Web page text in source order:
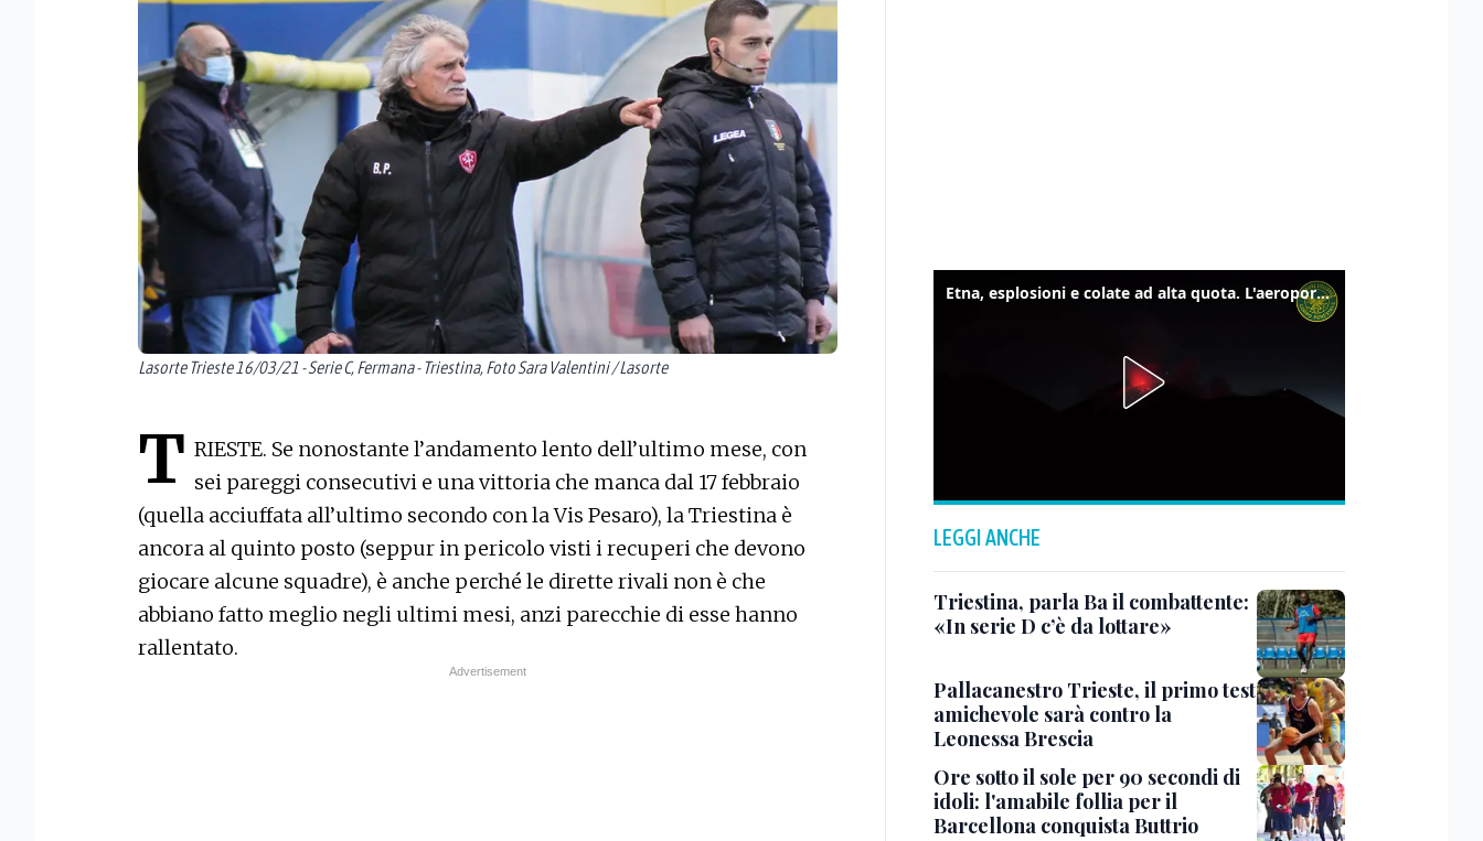
Lasorte Trieste 16/03/21 - Serie C, Fermana - Triestina, Foto Sara Valentini / Lasorte
T RIESTE. Se nonostante l’andamento lento dell’ultimo mese, con
sei pareggi consecutivi e una vittoria che manca dal 17 febbraio
(quella acciuffata all’ultimo secondo con la Vis Pesaro), la Triestina è
ancora al quinto posto (seppur in pericolo visti i recuperi che devono
giocare alcune squadre), è anche perché le dirette rivali non è che
abbiano fatto meglio negli ultimi mesi, anzi parecchie di esse hanno
rallentato.
Etna, esplosioni e colate ad alta quota. L'aeroporto di Catania verso la normalità
LEGGI ANCHE
Triestina, parla Ba il combattente:
«In serie D c’è da lottare»
Pallacanestro Trieste, il primo test
amichevole sarà contro la
Leonessa Brescia
Ore sotto il sole per 90 secondi di
idoli: l'amabile follia per il
Barcellona conquista Buttrio